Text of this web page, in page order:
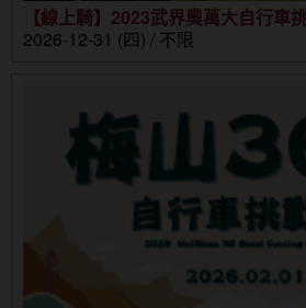
【線上騎】2023武界奧萬大自行車
2026-12-31 (四) / 不限